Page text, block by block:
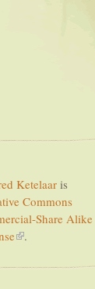
Ketelaaris
Commons
Share Alike
.